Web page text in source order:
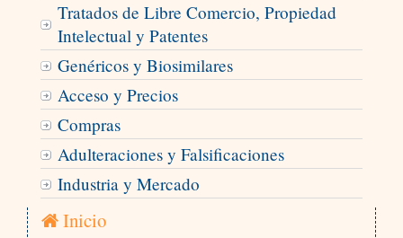
Tratados de Libre Comercio, Propiedad
Intelectual y Patentes
Genéricos y Biosimilares
Acceso y Precios
Compras
Adulteraciones y Falsificaciones
Industria y Mercado
Inicio